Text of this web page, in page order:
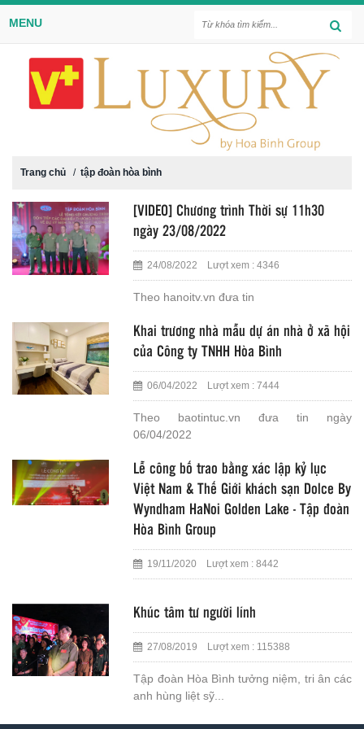
MENU
Trang chủ / tập đoàn hòa bình
[VIDEO] Chương trình Thời sự 11h30
ngày 23/08/2022
24/08/2022 Lượt xem : 4346
Theo hanoitv.vn đưa tin
Khai trương nhà mẫu dự án nhà ở xã hội
của Công ty TNHH Hòa Bình
06/04/2022 Lượt xem : 7444
Theo baotintuc.vn đưa tin ngày
06/04/2022
Lễ công bố trao bằng xác lập kỷ lục
Việt Nam & Thế Giới khách sạn Dolce By
Wyndham HaNoi Golden Lake - Tập đoàn
Hòa Bình Group
19/11/2020 Lượt xem : 8442
Khúc tâm tư người lính
27/08/2019 Lượt xem : 115388
Tập đoàn Hòa Bình tưởng niệm, tri ân các
anh hùng liệt sỹ...